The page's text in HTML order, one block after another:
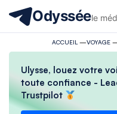
Odysséele
ACCUEIL —VOYAGE
Ulysse, louez votre
toute confiance -
Trustpilot